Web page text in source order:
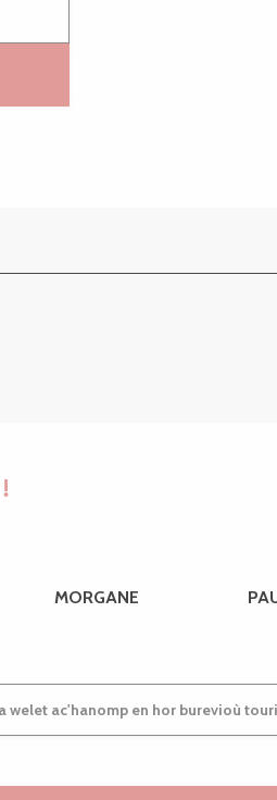
MORGANE
welet ac'hanomp en hor burevioù